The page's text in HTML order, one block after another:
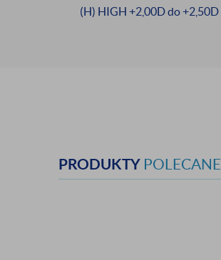
(H) HIGH +2,00D do +2,50D
PRODUKTY POLECANE